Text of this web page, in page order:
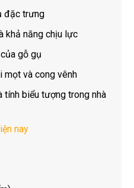
đặc trưng
khả năng chịu lực
gỗ gụ
mọt và cong vênh
tính biểu tượng trong nhà
nay